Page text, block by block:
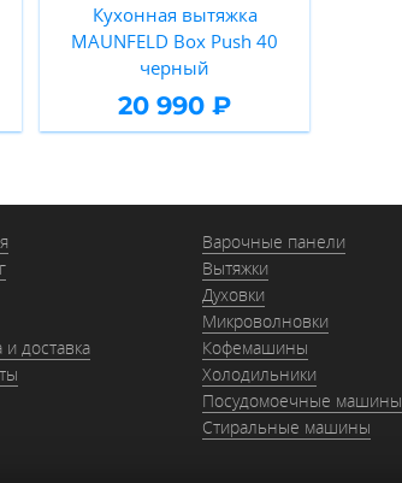
Кухонная вытяжка
MAUNFELD Box Push 40
черный
20 990 ₽
и доставка
Варочные панели
Вытяжки
Духовки
Микроволновки
Кофемашины
Холодильники
Посудомоечные машины
Стиральные машины